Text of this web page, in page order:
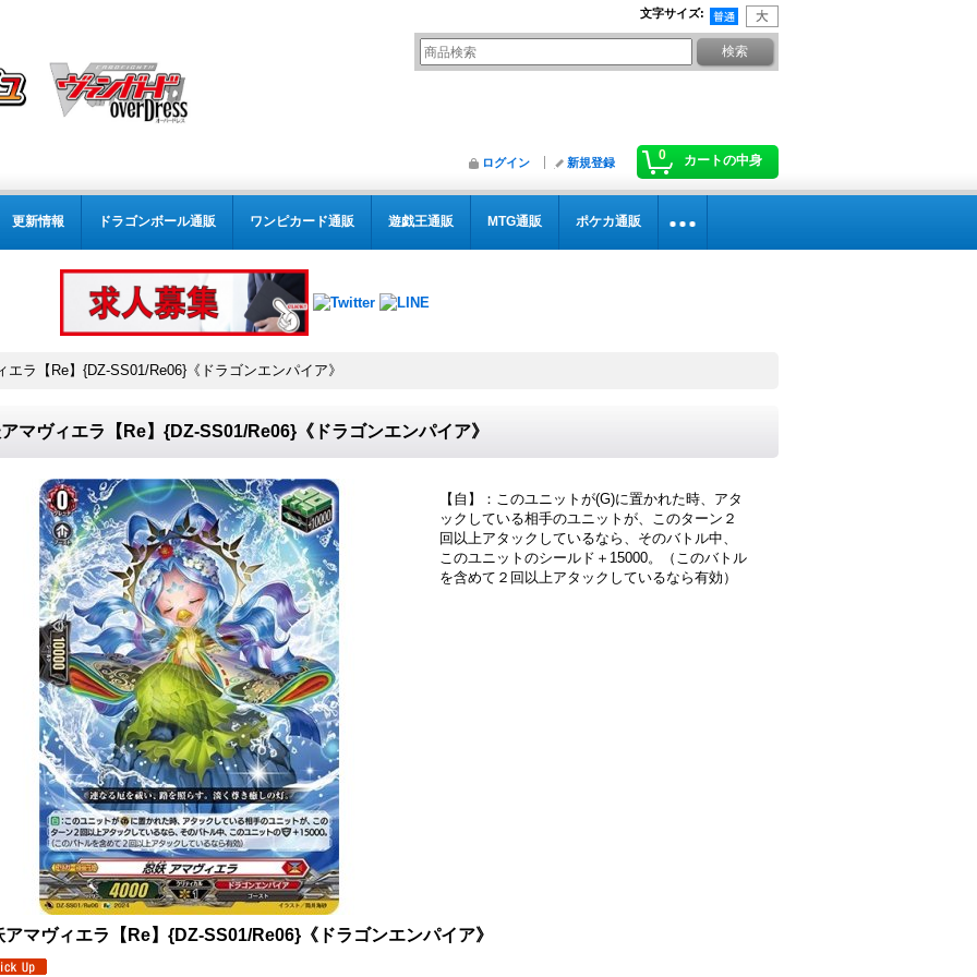
文字サイズ:
0 カートの中身
ログイン 新規登録
更新情報 ドラゴンボール通販 ワンピカード通販 遊戯王通販 MTG通販 ポケカ通販
エラ【Re】{DZ-SS01/Re06}《ドラゴンエンパイア》
マヴィエラ【Re】{DZ-SS01/Re06}《ドラゴンエンパイア》
【自】：このユニットが(G)に置かれた時、アタ
ックしている相手のユニットが、このターン２
回以上アタックしているなら、そのバトル中、
このユニットのシールド＋15000。（このバトル
を含めて２回以上アタックしているなら有効）
アマヴィエラ【Re】{DZ-SS01/Re06}《ドラゴンエンパイア》